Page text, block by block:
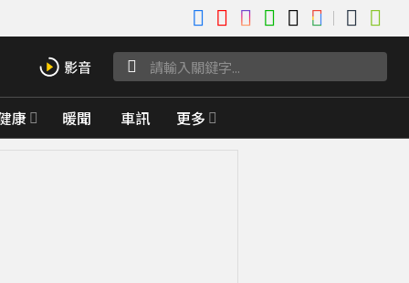
康 暖聞 車訊 更多